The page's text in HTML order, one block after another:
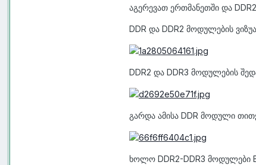
აგერევათ ერთმანეთში და
DDR და DDR2 მოდულების
DDR2 და DDR3 მოდულების
გარდა ამისა DDR მოდული
ხოლო DDR2-DDR3 მოდულები